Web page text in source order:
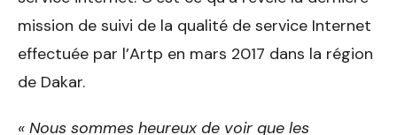
mission de suivi de la qualité de service Internet
effectuée par l’Artp en mars 2017 dans la région
de Dakar.
« Nous sommes heureux de voir que les